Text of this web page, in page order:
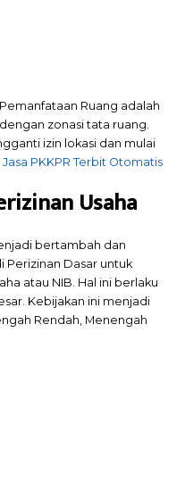
Ruang adalah
zonasi tata ruang.
izin lokasi dan mulai
Jasa PKKPR Terbit Otomatis
Usaha
bertambah dan
Perizinan Dasar untuk
atau NIB. Hal ini berlaku
Kebijakan ini menjadi
Rendah, Menengah